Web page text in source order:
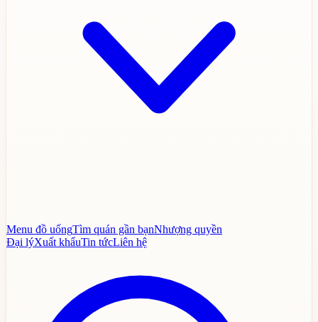
Menu đồ uốngTìm quán gần bạnNhượng quyền
Đại lýXuất khẩuTin tứcLiên hệ